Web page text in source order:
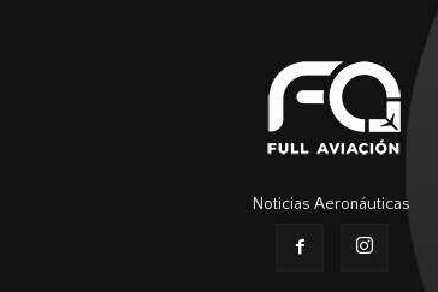
Noticias Aeronáuticas